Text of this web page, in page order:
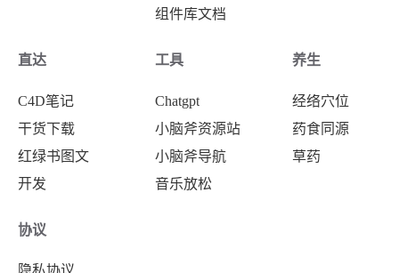
组件库文档
直达
C4D笔记
干货下载
红绿书图文
开发
工具
Chatgpt
小脑斧资源站
小脑斧导航
音乐放松
养生
经络穴位
药食同源
草药
协议